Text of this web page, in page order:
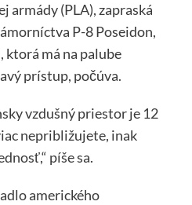
armády (PLA), zapraská
P-8 Poseidon,
ktorá má na palube
prístup, počúva.
vzdušný priestor je 12
nepribližujete, inak
píše sa.
amerického